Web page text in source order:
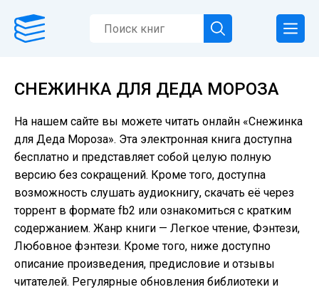
СНЕЖИНКА ДЛЯ ДЕДА МОРОЗА
На нашем сайте вы можете читать онлайн «Снежинка
для Деда Мороза». Эта электронная книга доступна
бесплатно и представляет собой целую полную
версию без сокращений. Кроме того, доступна
возможность слушать аудиокнигу, скачать её через
торрент в формате fb2 или ознакомиться с кратким
содержанием. Жанр книги — Легкое чтение, Фэнтези,
Любовное фэнтези. Кроме того, ниже доступно
описание произведения, предисловие и отзывы
читателей. Регулярные обновления библиотеки и